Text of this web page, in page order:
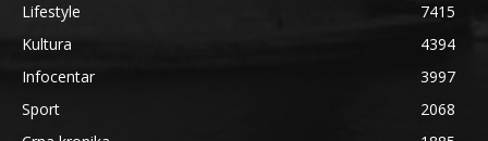
Lifestyle
7415
Kultura
4394
Infocentar
3997
Sport
2068